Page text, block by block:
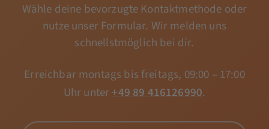
Wähle deine bevorzugte Kontaktmethode oder
nutze unser Formular. Wir melden uns
schnellstmöglich bei dir.
Erreichbar montags bis freitags, 09:00 – 17:00
Uhr unter+49 89 416126990.